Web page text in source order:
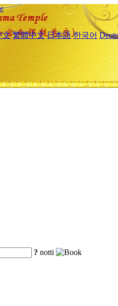
文 繁體中文 日本語 한국어
? notti